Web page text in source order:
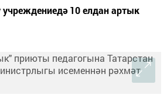
10 елдан артык